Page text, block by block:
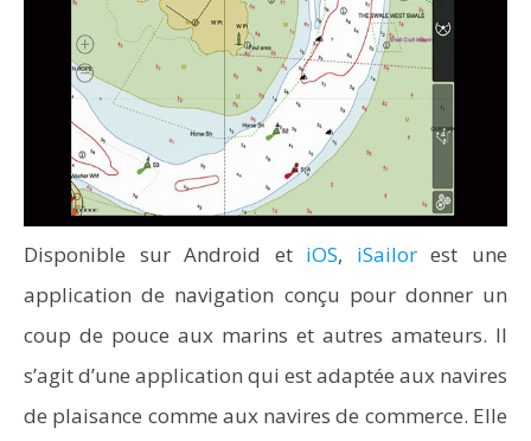
Disponible sur Android et iOS, iSailorest une
application de navigation conçu pour donner un
coup de pouce aux marins et autres amateurs. Il
s’agit d’une application qui est adaptée aux navires
de plaisance comme aux navires de commerce. Elle